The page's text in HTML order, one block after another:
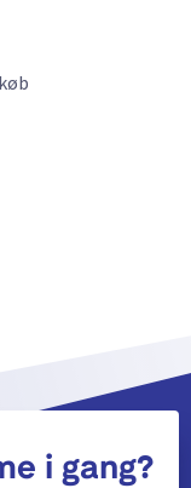
i gang?